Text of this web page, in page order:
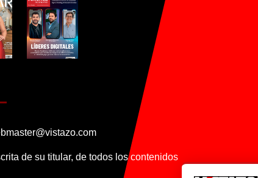
de su titular, de todos los contenidos